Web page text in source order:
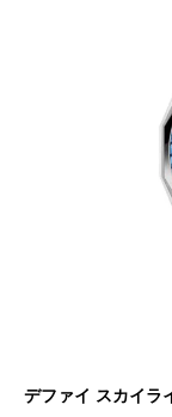
デファイ スカイラ